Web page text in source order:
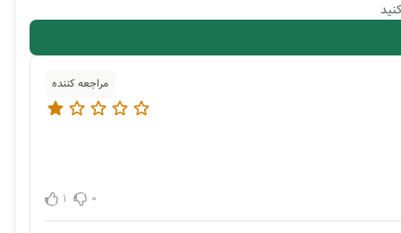
مراجعه کننده
0
1